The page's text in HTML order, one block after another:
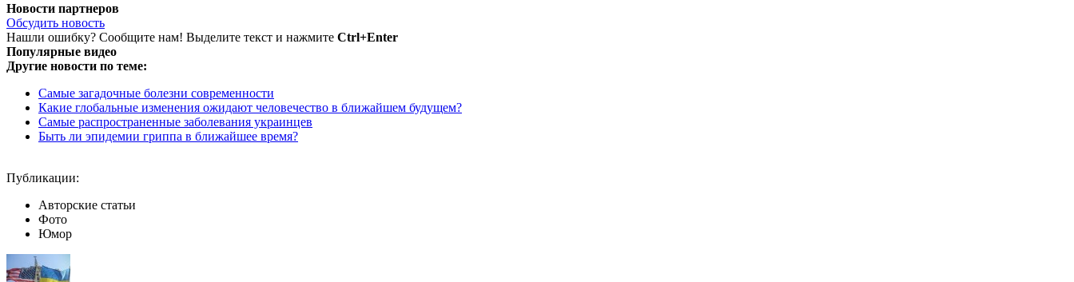
Новости партнеров
Обсудить новость
Нашли ошибку? Сообщите нам! Выделите текст и нажмите Ctrl+Enter
Популярные видео
Другие новости по теме:
Самые загадочные болезни современности
Какие глобальные изменения ожидают человечество в ближайшем будущем?
Самые распространенные заболевания украинцев
Быть ли эпидемии гриппа в ближайшее время?
Публикации:
Авторские статьи
Фото
Юмор